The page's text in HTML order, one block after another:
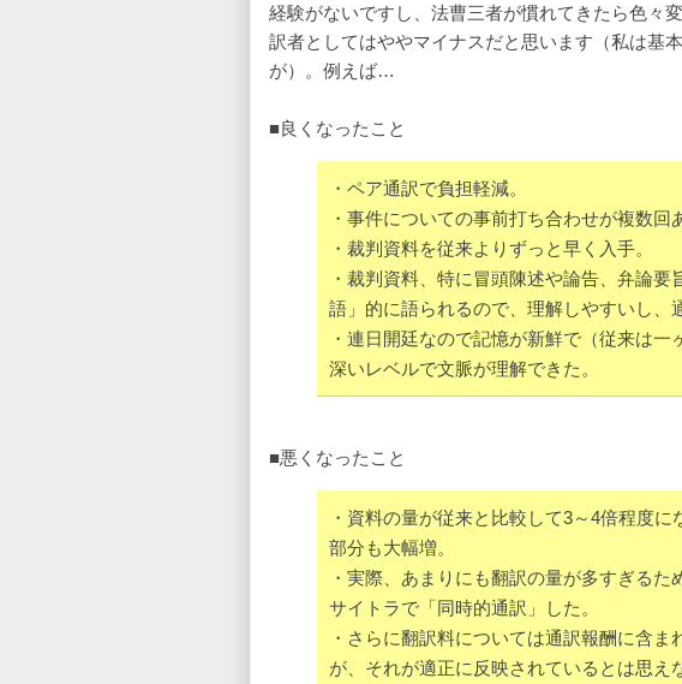
経験がないですし、法曹三者が慣れてきたら色々
訳者としてはややマイナスだと思います（私は基
が）。例えば…
■良くなったこと
・ペア通訳で負担軽減。
・事件についての事前打ち合わせが複数回
・裁判資料を従来よりずっと早く入手。
・裁判資料、特に冒頭陳述や論告、弁論要
語」的に語られるので、理解しやすいし、
・連日開廷なので記憶が新鮮で（従来は一
深いレベルで文脈が理解できた。
■悪くなったこと
・資料の量が従来と比較して3～4倍程度
部分も大幅増。
・実際、あまりにも翻訳の量が多すぎるた
サイトラで「同時的通訳」した。
・さらに翻訳料については通訳報酬に含
が、それが適正に反映されているとは思え